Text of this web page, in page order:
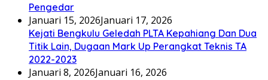
Pengedar
Januari 15, 2026Januari 17, 2026
Kejati Bengkulu Geledah PLTA Kepahiang Dan Dua
Titik Lain, Dugaan Mark Up Perangkat Teknis TA
2022-2023
Januari 8, 2026Januari 16, 2026